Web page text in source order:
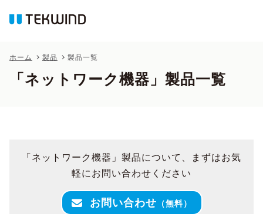
ホーム 製品 製品一覧
「ネットワーク機器」製品一覧
「ネットワーク機器」製品について、まずはお気
軽にお問い合わせください
お問い合わせ （無料）